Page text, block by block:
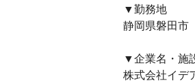
▼勤務地
静岡県磐田市
▼企業名・施
株式会社イデ